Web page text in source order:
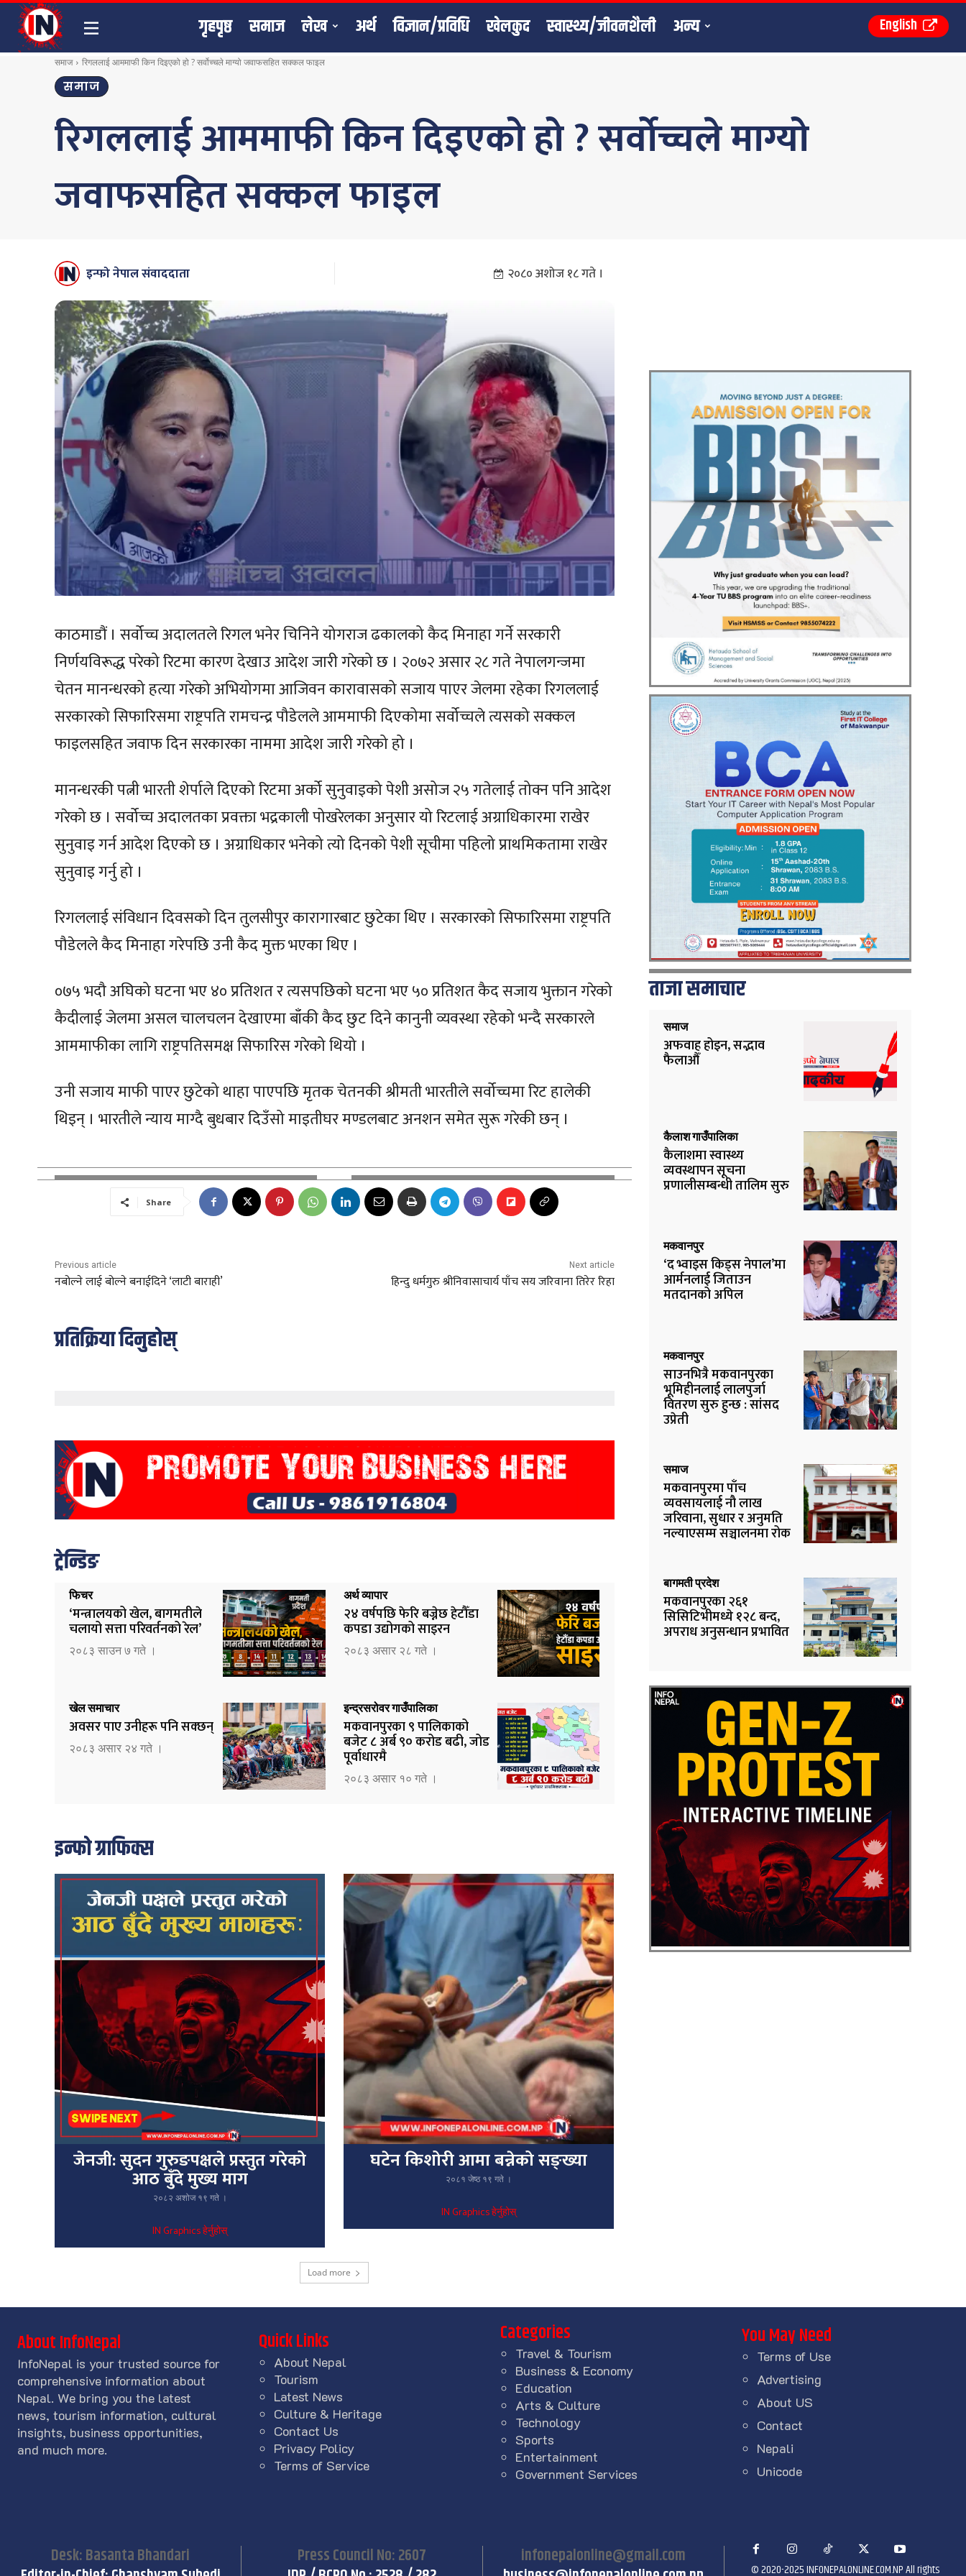
गृहपृष्ठ समाज लेख अर्थ विज्ञान/प्रविधि खेलकुद स्वास्थ्य/जीवनशैली अन्य English
समाज रिगललाई आममाफी किन दिइएको हो ? सर्वोच्चले माग्यो जवाफसहित सक्कल फाइल
समाज
रिगललाई आममाफी किन दिइएको हो ? सर्वोच्चले माग्यो
जवाफसहित सक्कल फाइल
इन्फो नेपाल संवाददाता २०८० अशोज १८ गते ।
काठमाडौं । सर्वोच्च अदालतले रिगल भनेर चिनिने योगराज ढकालको कैद मिनाहा गर्ने सरकारी
निर्णयविरूद्ध परेको रिटमा कारण देखाउ आदेश जारी गरेको छ । २०७२ असार २८ गते नेपालगन्जमा
चेतन मानन्धरको हत्या गरेको अभियोगमा आजिवन कारावासको सजाय पाएर जेलमा रहेका रिगललाई
सरकारको सिफारिसमा राष्ट्रपति रामचन्द्र पौडेलले आममाफी दिएकोमा सर्वोच्चले त्यसको सक्कल
फाइलसहित जवाफ दिन सरकारका नाममा आदेश जारी गरेको हो ।
मानन्धरकी पत्नी भारती शेर्पाले दिएको रिटमा अर्को सुनुवाइको पेशी असोज २५ गतेलाई तोक्न पनि आदेश
गरेको छ । सर्वोच्च अदालतका प्रवक्ता भद्रकाली पोखरेलका अनुसार यो रिटलाई अग्राधिकारमा राखेर
सुनुवाइ गर्न आदेश दिएको छ । अग्राधिकार भनेको त्यो दिनको पेशी सूचीमा पहिलो प्राथमिकतामा राखेर
सुनुवाइ गर्नु हो ।
रिगललाई संविधान दिवसको दिन तुलसीपुर कारागारबाट छुटेका थिए । सरकारको सिफारिसमा राष्ट्रपति
पौडेलले कैद मिनाहा गरेपछि उनी कैद मुक्त भएका थिए ।
०७५ भदौ अघिको घटना भए ४० प्रतिशत र त्यसपछिको घटना भए ५० प्रतिशत कैद सजाय भुक्तान गरेको
कैदीलाई जेलमा असल चालचलन देखाएमा बाँकी कैद छुट दिने कानुनी व्यवस्था रहेको भन्दै सरकारले
आममाफीका लागि राष्ट्रपतिसमक्ष सिफारिस गरेको थियो ।
उनी सजाय माफी पाएर छुटेको थाहा पाएपछि मृतक चेतनकी श्रीमती भारतीले सर्वोच्चमा रिट हालेकी
थिइन् । भारतीले न्याय माग्दै बुधबार दिउँसो माइतीघर मण्डलबाट अनशन समेत सुरू गरेकी छन् ।
Share
Previous article
नबोल्ने लाई बोल्ने बनाईदिने ‘लाटी बाराही’
Next article
हिन्दु धर्मगुरु श्रीनिवासाचार्य पाँच सय जरिवाना तिरेर रिहा
प्रतिक्रिया दिनुहोस्
ट्रेन्डिङ
फिचर
‘मन्त्रालयको खेल, बागमतीले
चलायो सत्ता परिवर्तनको रेल’
२०८३ साउन ७ गते ।
अर्थ व्यापार
२४ वर्षपछि फेरि बज्नेछ हेटौँडा
कपडा उद्योगको साइरन
२०८३ असार २८ गते ।
खेल समाचार
अवसर पाए उनीहरू पनि सक्छन्
२०८३ असार २४ गते ।
इन्द्रसरोवर गाउँपालिका
मकवानपुरका ९ पालिकाको
बजेट ८ अर्ब ९० करोड बढी, जोड
पूर्वाधारमै
२०८३ असार १० गते ।
इन्फो ग्राफिक्स
जेनजी: सुदन गुरुङपक्षले प्रस्तुत गरेको
आठ बुँदे मुख्य माग
२०८२ अशोज १९ गते ।
IN Graphics हेर्नुहोस्
घटेन किशोरी आमा बन्नेको सङ्ख्या
२०८१ जेष्ठ १९ गते ।
IN Graphics हेर्नुहोस्
Load more
ताजा समाचार
समाज
अफवाह होइन, सद्भाव
फैलाऔँ
कैलाश गाउँपालिका
कैलाशमा स्वास्थ्य
व्यवस्थापन सूचना
प्रणालीसम्बन्धी तालिम सुरु
मकवानपुर
‘द भ्वाइस किड्स नेपाल’मा
आर्मनलाई जिताउन
मतदानको अपिल
मकवानपुर
साउनभित्रै मकवानपुरका
भूमिहीनलाई लालपुर्जा
वितरण सुरु हुन्छ : सांसद
उप्रेती
समाज
मकवानपुरमा पाँच
व्यवसायलाई नौ लाख
जरिवाना, सुधार र अनुमति
नल्याएसम्म सञ्चालनमा रोक
बागमती प्रदेश
मकवानपुरका २६१
सिसिटिभीमध्ये १२८ बन्द,
अपराध अनुसन्धान प्रभावित
About InfoNepal
InfoNepal is your trusted source for
comprehensive information about
Nepal. We bring you the latest
news, tourism information, cultural
insights, business opportunities,
and much more.
Quick Links
About Nepal
Tourism
Latest News
Culture & Heritage
Contact Us
Privacy Policy
Terms of Service
Categories
Travel & Tourism
Business & Economy
Education
Arts & Culture
Technology
Sports
Entertainment
Government Services
You May Need
Terms of Use
Advertising
About US
Contact
Nepali
Unicode
Desk: Basanta Bhandari
Press Council No: 2607
infonepalonline@gmail.com
© 2020-2025 INFONEPALONLINE.COM.NP All rights